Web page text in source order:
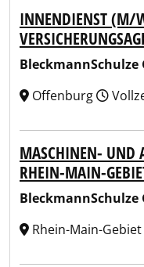
INNENDIENST (M/
BleckmannSchulze
Offenburg
MASCHINEN- UND
RHEIN-MAIN-
BleckmannSchulze
Rhein-Main-Gebiet